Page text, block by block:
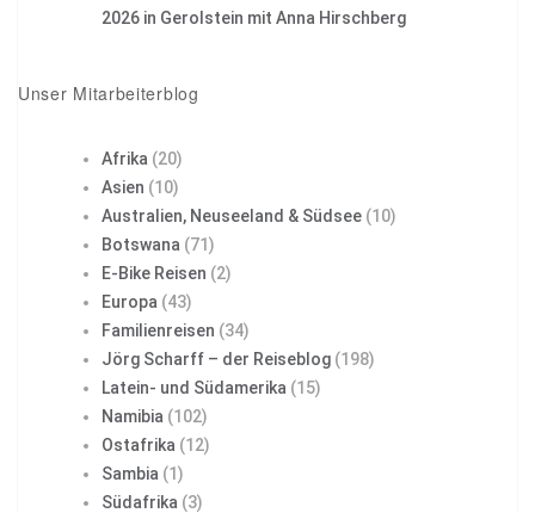
2026 in Gerolstein mit Anna Hirschberg
Unser Mitarbeiterblog
Afrika (20)
Asien (10)
Australien, Neuseeland & Südsee (10)
Botswana (71)
E-Bike Reisen (2)
Europa (43)
Familienreisen (34)
Jörg Scharff – der Reiseblog (198)
Latein- und Südamerika (15)
Namibia (102)
Ostafrika (12)
Sambia (1)
Südafrika (3)